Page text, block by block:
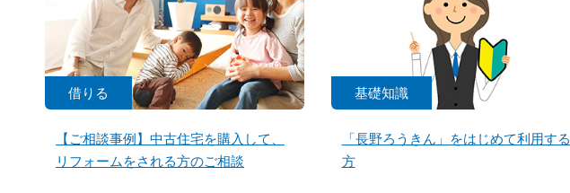
借りる
【ご相談事例】中古住宅を購入して、
リフォームをされる方のご相談
基礎知識
「長野ろうきん」をはじめて利用する
方